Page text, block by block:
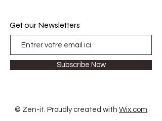
Get our Newsletters
Subscribe Now
© Zen-it. Proudly created with Wix.com